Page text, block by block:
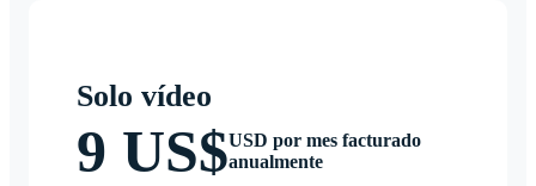
Solo vídeo
9 US$USD por mes facturado
anualmente